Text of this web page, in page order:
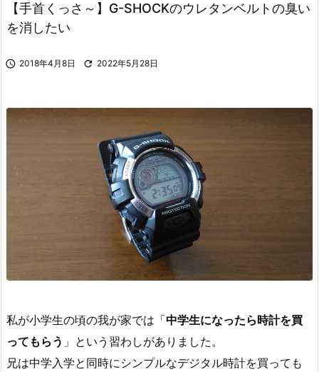
【手首くっさ～】G-SHOCKのウレタンベルトの臭い
を消したい
 2018年4月8日  2022年5月28日
私が小学生の頃の我が家では「中学生になったら時計を買
ってもらう 」という習わしがありました。
兄は中学入学と同時にシンプルなデジタル時計を買っても